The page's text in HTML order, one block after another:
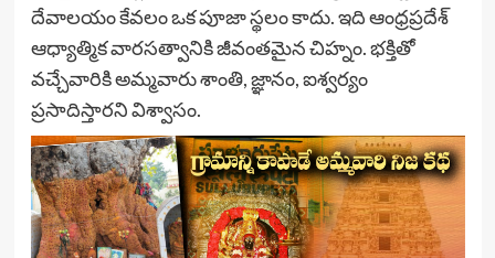
దేవాలయం కేవలం ఒక పూజా స్థలం కాదు. ఇది ఆంధ్రప్రదేశ్
ఆధ్యాత్మిక వారసత్వానికి జీవంతమైన చిహ్నం. భక్తితో
వచ్చేవారికి అమ్మవారు శాంతి, జ్ఞానం, ఐశ్వర్యం
ప్రసాదిస్తారని విశ్వాసం.